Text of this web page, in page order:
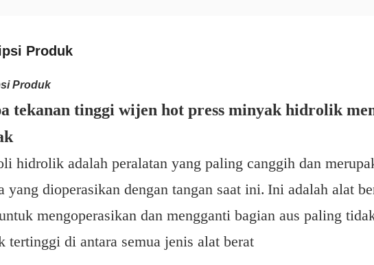
Produk
Produk
tekanan tinggi wijen hot press minyak hidrolik
hidrolik adalah peralatan yang paling canggih dan
yang dioperasikan dengan tangan saat ini. Ini adalah alat
mengoperasikan dan mengganti bagian aus paling
tertinggi di antara semua jenis alat berat